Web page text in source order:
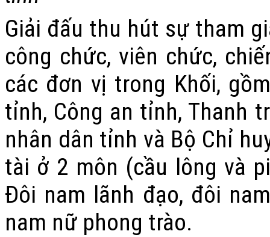
Giải đấu thu hút sự tham
công chức, viên chức,
các đơn vị trong Khối,
tỉnh, Công an tỉnh, Thanh
nhân dân tỉnh và Bộ Chỉ
tài ở 2 môn (cầu lông và
Đôi nam lãnh đạo, đôi
nam nữ phong trào.